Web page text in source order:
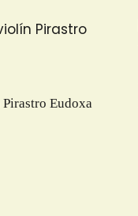
Eudoxa